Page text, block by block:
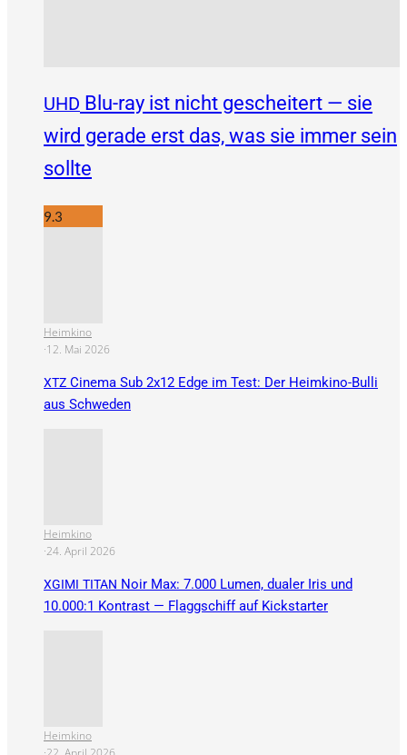
UHD Blu-ray ist nicht gescheitert — sie
wird gerade erst das, was sie immer sein
sollte
9.3
Heimkino
·12. Mai 2026
XTZ Cinema Sub 2x12 Edge im Test: Der Heimkino-Bulli
aus Schweden
Heimkino
·24. April 2026
XGIMI TITAN Noir Max: 7.000 Lumen, dualer Iris und
10.000:1 Kontrast — Flaggschiff auf Kickstarter
Heimkino